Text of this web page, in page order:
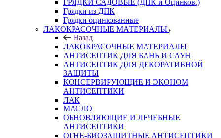
ГРЯДКИ САДОВЫЕ (ДПК и Оцинков.)
Грядки из ДПК
Грядки оцинкованные
ЛАКОКРАСОЧНЫЕ МАТЕРИАЛЫ
Назад
ЛАКОКРАСОЧНЫЕ МАТЕРИАЛЫ
АНТИСЕПТИК ДЛЯ БАНЬ И САУН
АНТИСЕПТИК ДЛЯ ДЕКОРАТИВНОЙ
ЗАЩИТЫ
КОНСЕРВИРУЮЩИЕ И ЭКОНОМ
АНТИСЕПТИКИ
ЛАК
МАСЛО
ОБНОВЛЯЮЩИЕ И ЛЕЧЕБНЫЕ
АНТИСЕПТИКИ
ОГНЕ-БИОЗАЩИТНЫЕ АНТИСЕПТИКИ